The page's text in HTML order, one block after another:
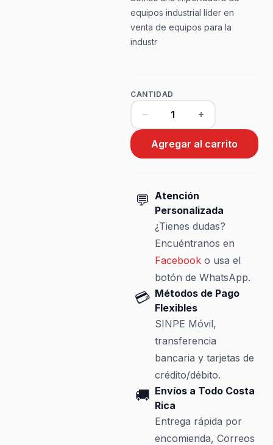
equipos industrial líder en
venta de equipos para la
industr
CANTIDAD
Agregar al carrito
💬 Atención
Personalizada
¿Tienes dudas?
Encuéntranos en
Facebooko usa el
botón de WhatsApp.
💳 Métodos de Pago
Flexibles
SINPE Móvil,
transferencia
bancaria y tarjetas de
crédito/débito.
🚚 Envíos a Todo Costa
Rica
Entrega rápida por
encomienda, Correos